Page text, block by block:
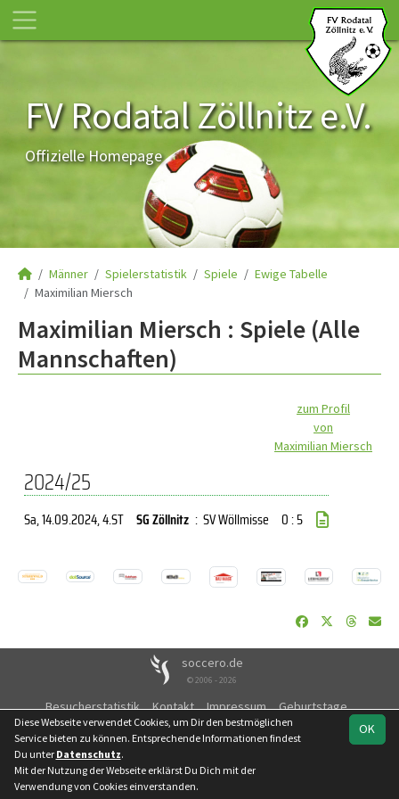
FV Rodatal Zöllnitz e.V.
Offizielle Homepage
Männer Spielerstatistik Spiele
Ewige Tabelle
Maximilian Miersch
Maximilian Miersch : Spiele (Alle
Mannschaften)
zum Profil
von
Maximilian Miersch
2024/25
Sa, 14.09.2024, 4.ST SG Zöllnitz : SV Wöllmisse 0 : 5
soccero.de
© 2006 - 2026
Besucherstatistik Kontakt Impressum
Geburtstage
Datenschutz
OK
Diese Webseite verwendet Cookies, um Dir den bestmöglichen
Service bieten zu können. Entsprechende Informationen findest
Du unter Datenschutz.
Mit der Nutzung der Webseite erklärst Du Dich mit der
Verwendung von Cookies einverstanden.